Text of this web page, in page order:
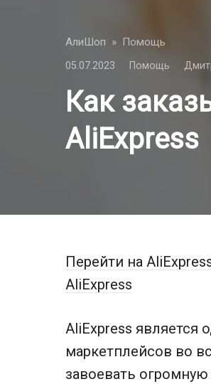
АлиШоп » Помощь
05.07.2023 Помощь
Как
AliExpress
Перейти на
AliExpress
AliExpress является
маркетплейсов во
завоевать